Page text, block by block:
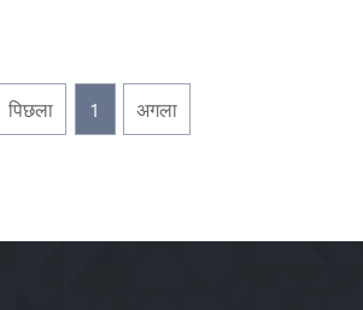
पिछला 1 अगला